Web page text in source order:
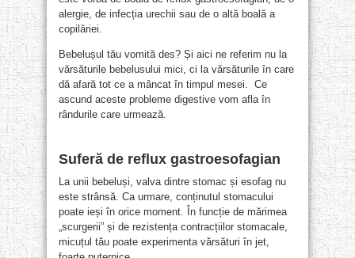
alergie, de infecția urechii sau de o altă boală a
copilăriei.
Bebelușul tău vomită des? Și aici ne referim nu la
vărsăturile bebelusului mici, ci la vărsăturile în care
dă afară tot ce a mâncat în timpul mesei. Ce
ascund aceste probleme digestive vom afla în
rândurile care urmează.
Suferă de reflux gastroesofagian
La unii bebeluși, valva dintre stomac și esofag nu
este strânsă. Ca urmare, conținutul stomacului
poate ieși în orice moment. În funcție de mărimea
„scurgerii” și de rezistența contracțiilor stomacale,
micuțul tău poate experimenta vărsături în jet,